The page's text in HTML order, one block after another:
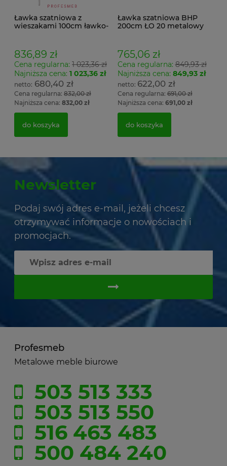
Ławka szatniowa z
wieszakami 100cm ławko-
836,89 zł
Cena regularna: 1 023,36 zł
Najniższa cena: 1 023,36 zł
680,40 zł
Cena regularna: 832,00 zł
Najniższa cena: 832,00 zł
do koszyka
Ławka szatniowa BHP
200cm ŁO 20 metalowy
765,06 zł
Cena regularna:849,93 zł
Najniższa cena: 849,93 zł
622,00 zł
Cena regularna:691,00 zł
Najniższa cena: 691,00 zł
do koszyka
Newsletter
Podaj swój adres e-mail, jeżeli chcesz
otrzymywać informacje o nowościach i
promocjach.
Profesmeb
Metalowe meble biurowe
503 513 333
503 513 550
516 463 483
500 484 240